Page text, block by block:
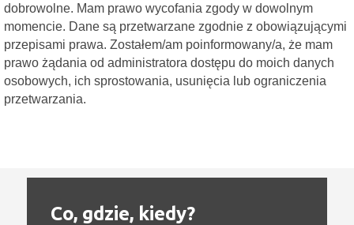
dobrowolne. Mam prawo wycofania zgody w dowolnym
momencie. Dane są przetwarzane zgodnie z obowiązującymi
przepisami prawa. Zostałem/am poinformowany/a, że mam
prawo żądania od administratora dostępu do moich danych
osobowych, ich sprostowania, usunięcia lub ograniczenia
przetwarzania.
Co, gdzie, kiedy?